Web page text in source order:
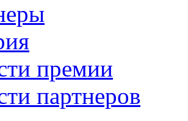
премии
партнеров